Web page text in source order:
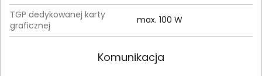
TGP dedykowanej karty
graficznej
max. 100 W
Komunikacja